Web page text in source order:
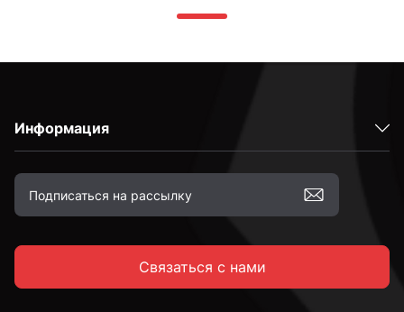
Информация
Связаться с нами